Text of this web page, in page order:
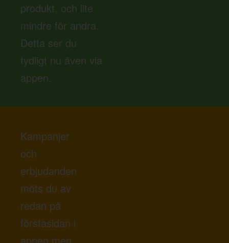
produkt, och lite
mindre för andra.
Detta ser du
tydligt nu även via
appen.
Kampanjer
och
erbjudanden
möts du av
redan på
förstasidan i